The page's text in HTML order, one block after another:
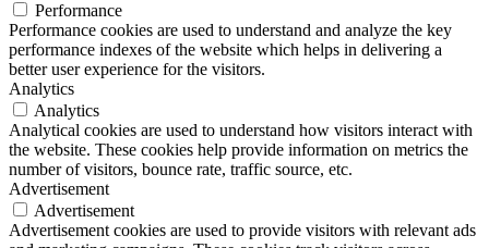
Performance
Performance cookies are used to understand and analyze the key
performance indexes of the website which helps in delivering a
better user experience for the visitors.
Analytics
Analytics
Analytical cookies are used to understand how visitors interact with
the website. These cookies help provide information on metrics the
number of visitors, bounce rate, traffic source, etc.
Advertisement
Advertisement
Advertisement cookies are used to provide visitors with relevant ads